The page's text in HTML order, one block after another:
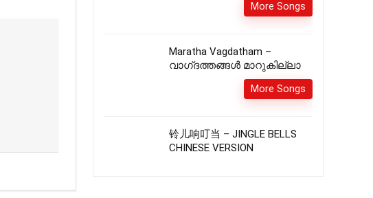
More Songs
Maratha Vagdatham –
വാഗ്‌ദത്തങ്ങൾ മാറുകില്ലാ
More Songs
铃儿响叮当 – JINGLE BELLS
CHINESE VERSION